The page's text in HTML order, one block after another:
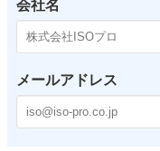
会社名
メールアドレス